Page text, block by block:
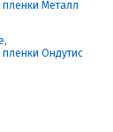
Металл
Ондутис